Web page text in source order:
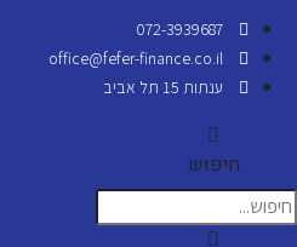
072-3939687
office@fefer-finance.co.il
ענתות 15 תל אביב
חיפוש